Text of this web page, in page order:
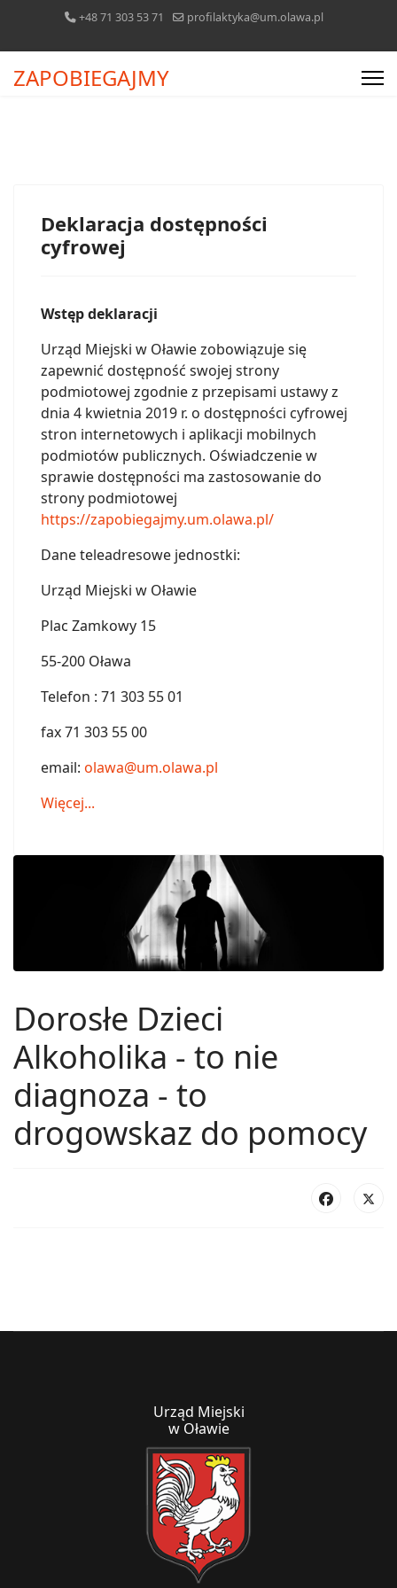
+48 71 303 53 71 profilaktyka@um.olawa.pl
ZAPOBIEGAJMY
Deklaracja dostępności
cyfrowej
Wstęp deklaracji
Urząd Miejski w Oławie zobowiązuje się
zapewnić dostępność swojej strony
podmiotowej zgodnie z przepisami ustawy z
dnia 4 kwietnia 2019 r. o dostępności cyfrowej
stron internetowych i aplikacji mobilnych
podmiotów publicznych. Oświadczenie w
sprawie dostępności ma zastosowanie do
strony podmiotowej
https://zapobiegajmy.um.olawa.pl/
Dane teleadresowe jednostki:
Urząd Miejski w Oławie
Plac Zamkowy 15
55-200 Oława
Telefon : 71 303 55 01
fax 71 303 55 00
email: olawa@um.olawa.pl
Więcej...
Dorosłe Dzieci
Alkoholika - to nie
diagnoza - to
drogowskaz do pomocy
Urząd Miejski
w Oławie